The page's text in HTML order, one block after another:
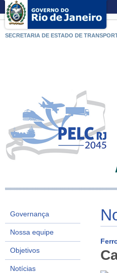
SECRETARIA DE ESTADO DE
Governança
Nossa equipe
Objetivos
Notícias